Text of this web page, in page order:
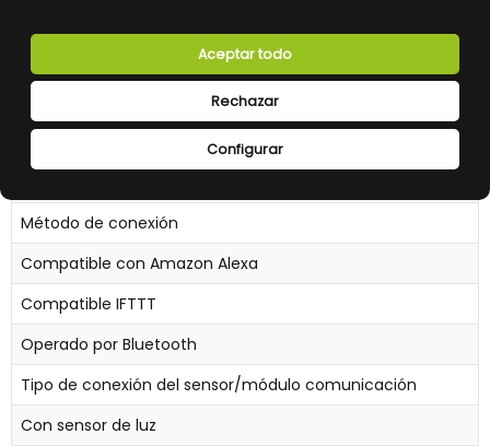
Configurar
Rechazar
Aceptar todo
Compatible con Apple HomeKit
Método de conexión
Compatible con Amazon Alexa
Compatible IFTTT
Operado por Bluetooth
Tipo de conexión del sensor/módulo comunicación
Con sensor de luz